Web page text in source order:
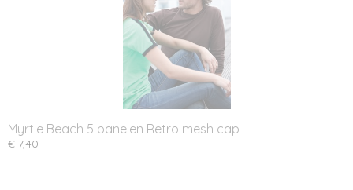
Myrtle Beach 5 panelen Retro mesh cap
€ 7,40